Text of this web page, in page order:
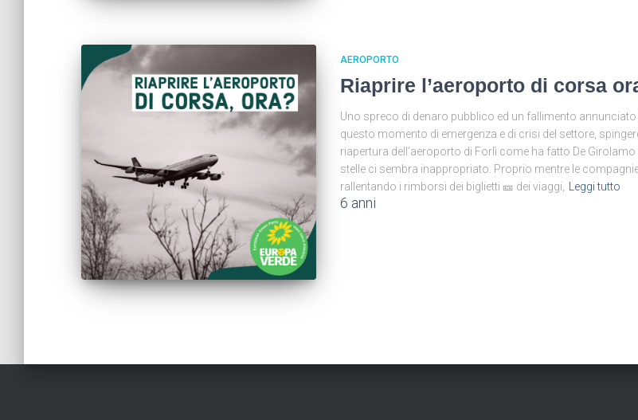
AEROPORTO
Riaprire l’aeroporto di corsa
Uno spreco di denaro pubblico ed un fallimento
questo momento di emergenza e di crisi del settore,
riapertura dell’aeroporto di Forlì come ha fatto De Girolamo
stelle ci sembra inappropriato. Proprio mentre le
rallentando i rimborsi dei biglietti 🎫 dei viaggi,
Leggi tutto
6 anni